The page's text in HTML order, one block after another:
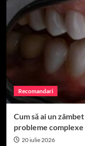
Recomandari
Cum să ai un
probleme
20 iulie 2026